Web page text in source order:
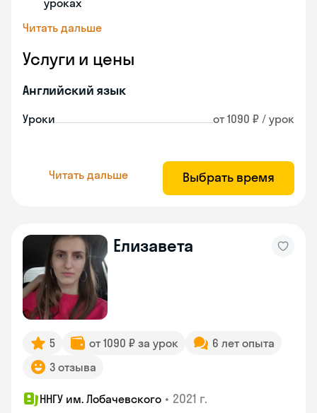
уроках
Читать дальше
Услуги и цены
Английский язык
Уроки от 1090 ₽ / урок
Читать дальше Выбрать время
Елизавета
5 от 1090 ₽ за урок
6 лет опыта
3 отзыва
ННГУ им. Лобачевского • 2021 г.